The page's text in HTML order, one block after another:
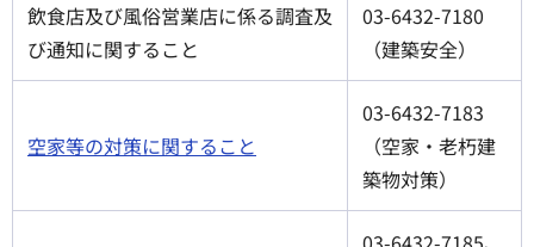
飲食店及び風俗営業店に係る調査及
び通知に関すること
03-6432-7180
（建築安全）
空家等の対策に関すること
03-6432-7183
（空家・老朽建
築物対策）